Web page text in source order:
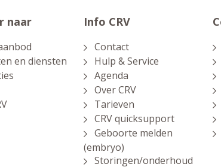
naar
en diensten
Info CRV
Contact
Hulp & Service
Agenda
Over CRV
Tarieven
CRV quicksupport
Geboorte melden
(embryo)
Storingen/onderhoud